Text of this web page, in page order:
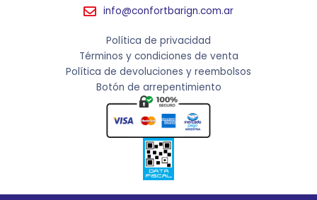
info@confortbarign.com.ar
Política de privacidad
Términos y condiciones de venta
Política de devoluciones y reembolsos
Botón de arrepentimiento